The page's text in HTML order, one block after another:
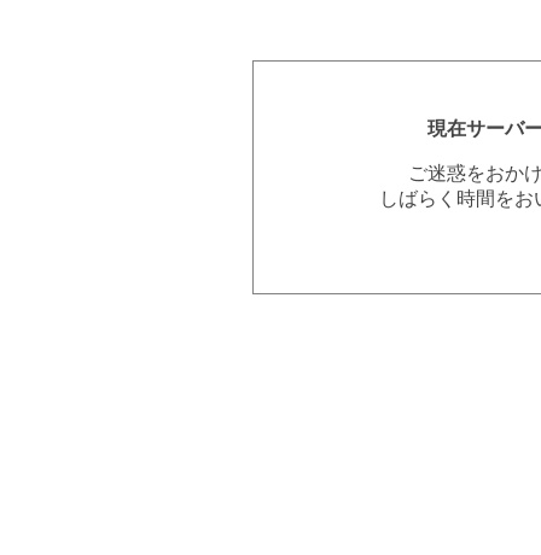
現在サーバ
ご迷惑をおか
しばらく時間を